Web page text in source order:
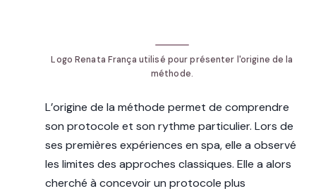
Logo Renata França utilisé pour présenter l'origine de la
méthode.
L’origine de la méthode permet de comprendre
son protocole et son rythme particulier. Lors de
ses premières expériences en spa, elle a observé
les limites des approches classiques. Elle a alors
cherché à concevoir un protocole plus